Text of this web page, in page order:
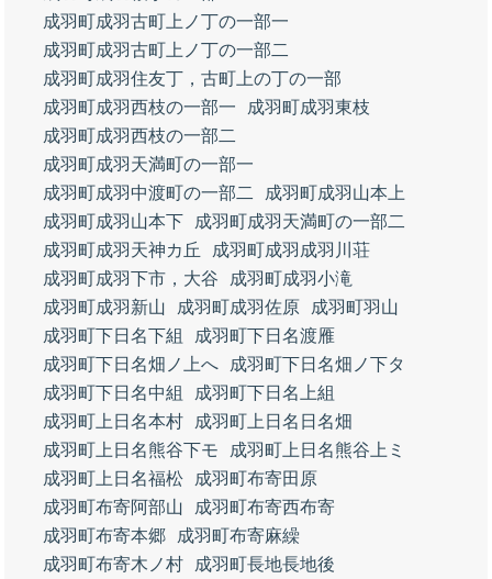
成羽町成羽古町上ノ丁の一部一
成羽町成羽古町上ノ丁の一部二
成羽町成羽住友丁，古町上の丁の一部
成羽町成羽西枝の一部一
成羽町成羽東枝
成羽町成羽西枝の一部二
成羽町成羽天満町の一部一
成羽町成羽中渡町の一部二
成羽町成羽山本上
成羽町成羽山本下
成羽町成羽天満町の一部二
成羽町成羽天神カ丘
成羽町成羽成羽川荘
成羽町成羽下市，大谷
成羽町成羽小滝
成羽町成羽新山
成羽町成羽佐原
成羽町羽山
成羽町下日名下組
成羽町下日名渡雁
成羽町下日名畑ノ上へ
成羽町下日名畑ノ下タ
成羽町下日名中組
成羽町下日名上組
成羽町上日名本村
成羽町上日名日名畑
成羽町上日名熊谷下モ
成羽町上日名熊谷上ミ
成羽町上日名福松
成羽町布寄田原
成羽町布寄阿部山
成羽町布寄西布寄
成羽町布寄本郷
成羽町布寄麻繰
成羽町布寄木ノ村
成羽町長地長地後